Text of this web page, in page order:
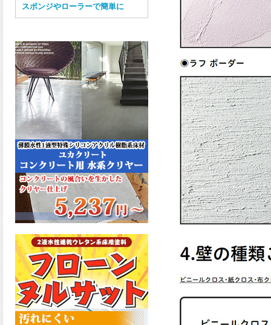
スポンジやローラーで簡単に
塗ってはがせる目かくし用水
イントが新しく販売開始致し
ました。ご購入はこちらか
ら。
2026.06.30
ウレタン特有の網目構造の反
応塗膜は、強靭で耐衝撃性、
耐擦り傷性、耐摩耗性に優れ
た機能を発揮、フローンフル
トップが新しく販売開始致し
ました。ご購入はこちらか
ら。
2026.06.29
コストを重視しした材料で、
優れた性能と高品質で高度な
防水機能を発揮、フローン12
た。ご購入はこちらから。
2026.06.29
数多くの施工実績を持つ信頼
性の高い塗材 優れた性能と高
品質で高度な防水機能を発
揮、フローン11が新しく販売
開始致しました。ご購入はこ